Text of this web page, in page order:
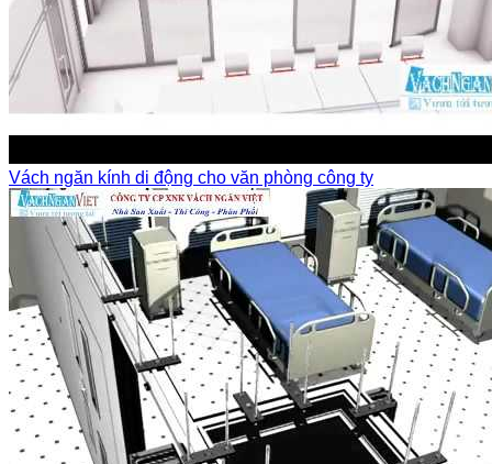
Vách ngăn kính di động cho văn phòng công ty